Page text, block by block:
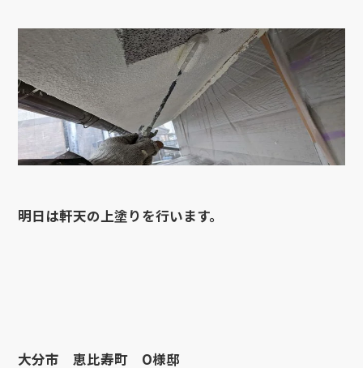
明日は軒天の上塗りを行います。
大分市 恵比寿町 O様邸